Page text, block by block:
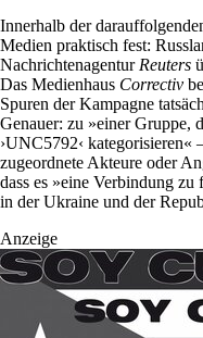
Innerhalb der
Medien praktisch fest:
Nachrichtenagentur Reuters
Das Medienhaus Correctiv
Spuren der Kampagne
Genauer: zu »einer Gruppe,
›UNC5792‹
zugeordnete Akteure oder
dass es »eine Verbindung
in der Ukraine und der
Anzeige